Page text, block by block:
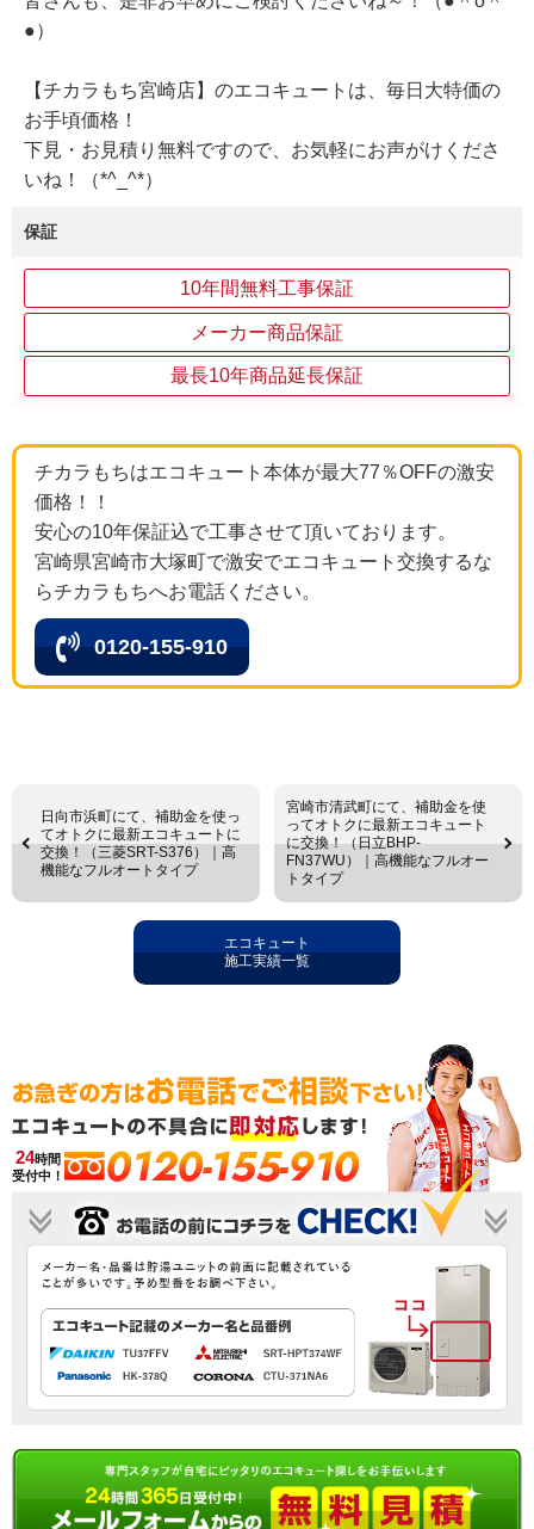
●）
【チカラもち宮崎店】のエコキュートは、毎日大特価の
お手頃価格！
下見・お見積り無料ですので、お気軽にお声がけくださ
いね！（*^_^*）
保証
10年間無料工事保証
メーカー商品保証
最長10年商品延長保証
チカラもちはエコキュート本体が最大77％OFFの激安
価格！！
安心の10年保証込で工事させて頂いております。
宮崎県宮崎市大塚町で激安でエコキュート交換するな
らチカラもちへお電話ください。
0120-155-910
日向市浜町にて、補助金を使っ
てオトクに最新エコキュートに
交換！（三菱SRT-S376）｜高
機能なフルオートタイプ
宮崎市清武町にて、補助金を使
ってオトクに最新エコキュート
に交換！（日立BHP-
FN37WU）｜高機能なフルオー
トタイプ
エコキュート
施工実績一覧
24時間
受付中！
0120-155-910